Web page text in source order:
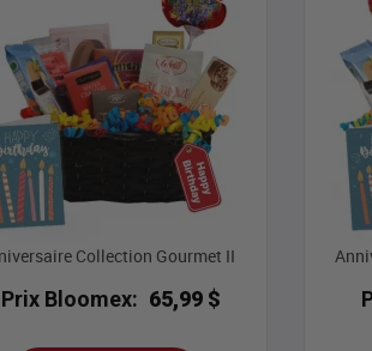
Collection Gourmet II
Prix Bloomex: 65,99 $